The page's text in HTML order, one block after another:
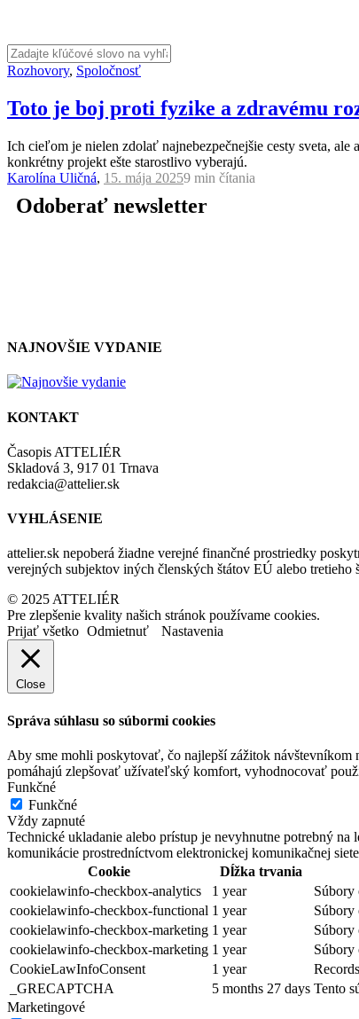
Rozhovory, Spoločnosť
Toto je boj proti fyzike a zdravému
Ich cieľom je nielen zdolať najnebezpečnejšie cesty sveta,
konkrétny projekt ešte starostlivo vyberajú.
Karolína Uličná, 15. mája 20259 min čítania
Odoberať newsletter
NAJNOVŠIE VYDANIE
KONTAKT
Časopis ATTELIÉR
Skladová 3, 917 01 Trnava
redakcia@attelier.sk
VYHLÁSENIE
attelier.sk nepoberá žiadne verejné finančné prostriedky
verejných subjektov iných členských štátov EÚ alebo tretieho
© 2025 ATTELIÉR
Pre zlepšenie kvality našich stránok používame cookies.
Prijať všetko Odmietnuť Nastavenia
Close
Správa súhlasu so súbormi cookies
Aby sme mohli poskytovať, čo najlepší zážitok návštevníkom
pomáhajú zlepšovať užívateľský komfort, vyhodnocovať
Funkčné
Funkčné
Vždy zapnuté
Technické ukladanie alebo prístup je nevyhnutne potrebný
komunikácie prostredníctvom elektronickej komunikačnej
Cookie
Dĺžka trvania
cookielawinfo-checkbox-analytics
1 year
Súbory
cookielawinfo-checkbox-functional 1 year
Súbory
cookielawinfo-checkbox-marketing 1 year
Súbory
cookielawinfo-checkbox-marketing 1 year
Súbory
CookieLawInfoConsent
1 year
_GRECAPTCHA
5 months 27 days Tento
Marketingové